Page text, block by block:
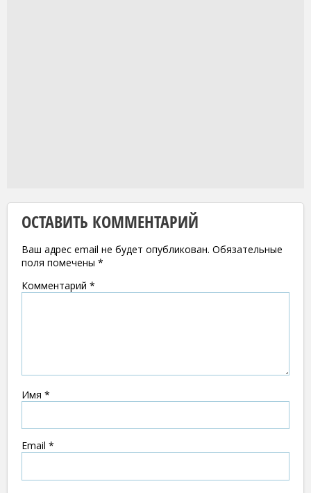
ОСТАВИТЬ КОММЕНТАРИЙ
Ваш адрес email не будет опубликован. Обязательные
поля помечены *
Комментарий *
Имя *
Email *